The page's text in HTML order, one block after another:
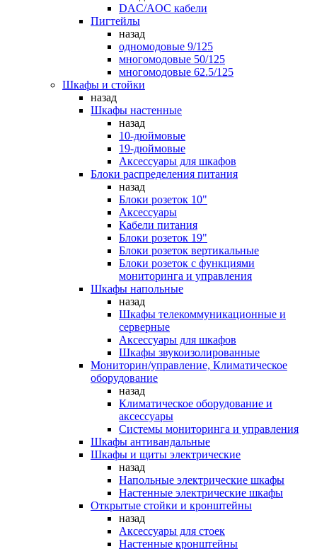
DAC/AOC кабели
Пигтейлы
назад
одномодовые 9/125
многомодовые 50/125
многомодовые 62.5/125
Шкафы и стойки
назад
Шкафы настенные
назад
10-дюймовые
19-дюймовые
Аксессуары для шкафов
Блоки распределения питания
назад
Блоки розеток 10"
Аксессуары
Кабели питания
Блоки розеток 19"
Блоки розеток вертикальные
Блоки розеток с функциями
мониторинга и управления
Шкафы напольные
назад
Шкафы телекоммуникационные и
серверные
Аксессуары для шкафов
Шкафы звукоизолированные
Мониторин/управление, Климатическое
оборудование
назад
Климатическое оборудование и
аксессуары
Системы мониторинга и управления
Шкафы антивандальные
Шкафы и щиты электрические
назад
Напольные электрические шкафы
Настенные электрические шкафы
Открытые стойки и кронштейны
назад
Аксессуары для стоек
Настенные кронштейны